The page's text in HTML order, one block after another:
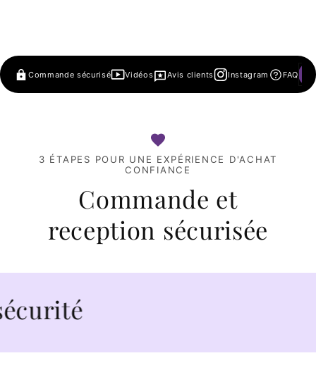
Commande sécurisé Vidéos Avis clients Instagram FAQ
3 ÉTAPES POUR UNE EXPÉRIENCE D'ACHAT
CONFIANCE
Commande et
reception sécurisée